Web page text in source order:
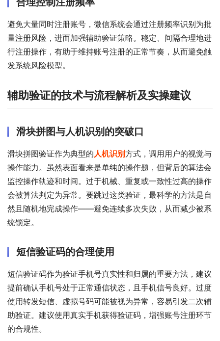
避免大量同时注册账号，微信系统会通过注册频率识别为批
量注册风险，进而加强辅助验证策略。稳定、间隔合理地进
行注册操作，有助于维持账号注册的正常节奏，从而避免触
发系统风险模型。
辅助验证的技术与流程解析及实操建议
滑块拼图与人机识别的突破口
滑块拼图验证作为典型的 人机识别方式，调用用户的视觉与
操作能力。虽然表面看来是单纯的操作题，但背后的算法会
监控操作轨迹和时间。过于机械、重复或一致性过高的操作
会被算法判定为异常。要跳过这类验证，最科学的方法是自
然且随机地完成操作——避免连续多次失败，从而减少被系
统锁定。
短信验证码的合理使用
短信验证码作为验证手机号真实性和归属的重要方法，建议
提前确认手机号处于正常通信状态，且手机信号良好。过度
使用转发短信、虚拟号码可能被视为异常，容易引发二次辅
助验证。建议使用真实手机获得验证码，增强账号注册环节
的合规性。